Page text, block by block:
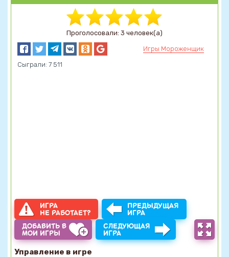
Проголосовали: 3 человек(а)
Игры Мороженщик
Сыграли: 7 511
ИГРА
НЕ РАБОТАЕТ?
ПРЕДЫДУЩАЯ
ИГРА
ДОБАВИТЬ В
МОИ ИГРЫ
СЛЕДУЮЩАЯ
ИГРА
Управление в игре